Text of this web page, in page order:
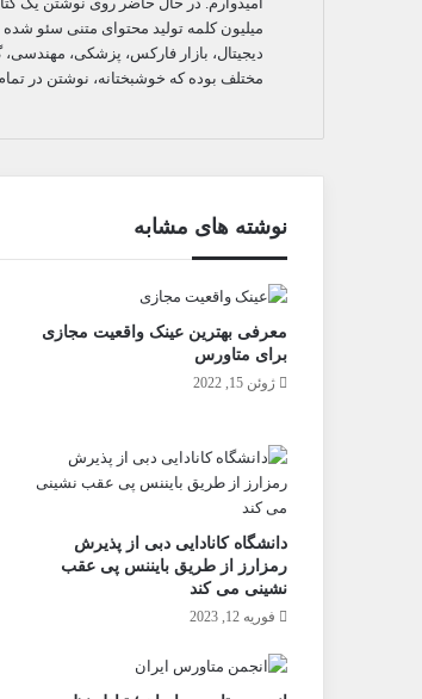
میلیون کلمه تولید محتوای متنی سئو
دیجیتال، بازار فارکس، پزشکی،
مختلف بوده که خوشبختانه، نوشتن در
نوشته های مشابه
معرفی بهترین عینک واقعیت مجازی
برای متاورس
ژوئن 15, 2022
دانشگاه کانادایی دبی از پذیرش
رمزارز از طریق بایننس پی عقب
نشینی می کند
فوریه 12, 2023